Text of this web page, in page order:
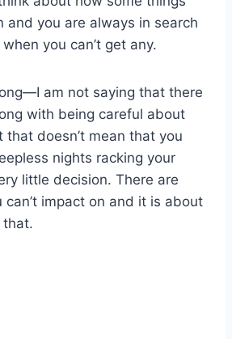
and you are always in search
you can’t get any.
am not saying that there
with being careful about
that doesn’t mean that you
nights racking your
little decision. There are
can’t impact on and it is about
that.